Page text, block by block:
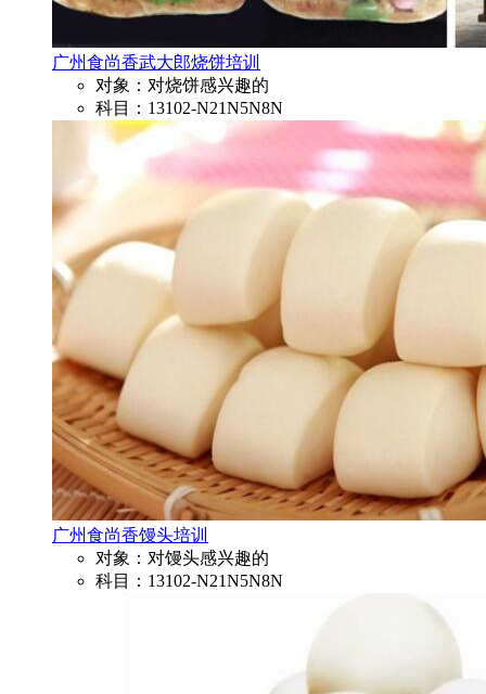
广州食尚香武大郎烧饼培训
对象：对烧饼感兴趣的
科目：13102-N21N5N8N
广州食尚香馒头培训
对象：对馒头感兴趣的
科目：13102-N21N5N8N